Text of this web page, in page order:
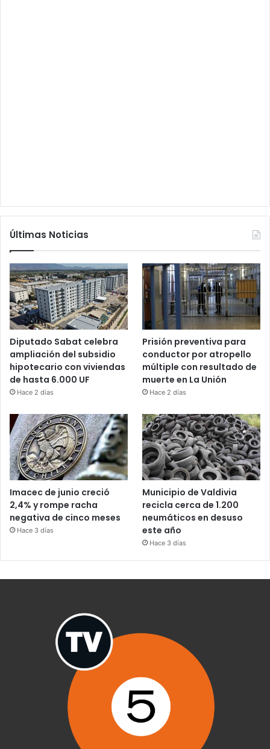
Últimas Noticias
Diputado Sabat celebra
ampliación del subsidio
hipotecario con viviendas
de hasta 6.000 UF
Hace 2 días
Prisión preventiva para
conductor por atropello
múltiple con resultado de
muerte en La Unión
Hace 2 días
Imacec de junio creció
2,4% y rompe racha
negativa de cinco meses
Hace 3 días
Municipio de Valdivia
recicla cerca de 1.200
neumáticos en desuso
este año
Hace 3 días